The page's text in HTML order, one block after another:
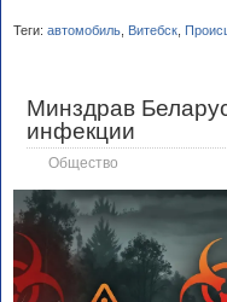
Теги: автомобиль Витебск
Минздрав
инфекции
Общество